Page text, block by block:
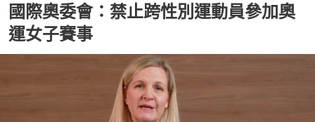
國際奧委會：禁止跨性別運動員參加奧
運女子賽事